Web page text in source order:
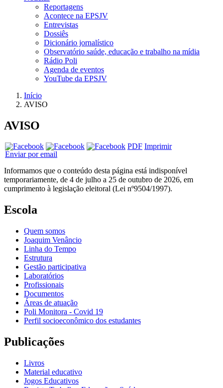
Reportagens
Acontece na EPSJV
Entrevistas
Dossiês
Dicionário jornalístico
Observatório saúde, educação e trabalho na mídia
Rádio Poli
Agenda de eventos
YouTube da EPSJV
Início
AVISO
AVISO
PDF Imprimir
Enviar por email
Informamos que o conteúdo desta página está indisponível
temporariamente, de 4 de julho a 25 de outubro de 2026, em
cumprimento à legislação eleitoral (Lei nº9504/1997).
Escola
Quem somos
Joaquim Venâncio
Linha do Tempo
Estrutura
Gestão participativa
Laboratórios
Profissionais
Documentos
Áreas de atuação
Poli Monitora - Covid 19
Perfil socioeconômico dos estudantes
Publicações
Livros
Material educativo
Jogos Educativos